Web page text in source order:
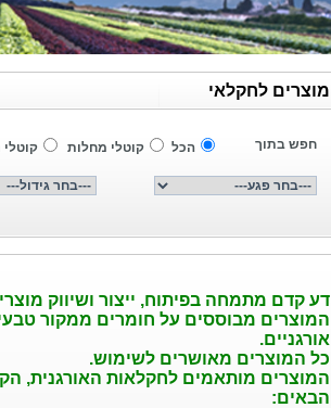
מוצרים לחקלאי
חפש בתוך הכל קוטלי מחלות קוטלי
דע קדם מתמחה בפיתוח, ייצור ושיווק מוצרי
המוצרים מבוססים על חומרים ממקור טבעי
אורגניים.
כל המוצרים מאושרים לשימוש.
המוצרים מותאמים לחקלאות האורגנית,
הבאים: